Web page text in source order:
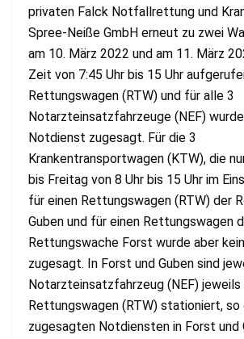
privaten Falck Notfallrettung und
Spree-Neiße GmbH erneut zu zwei
am 10. März 2022 und am 11. März
Zeit von 7:45 Uhr bis 15 Uhr
Rettungswagen (RTW) und für alle 3
Notarzteinsatzfahrzeuge (NEF)
Notdienst zugesagt. Für die 3
Krankentransportwagen (KTW), die
bis Freitag von 8 Uhr bis 15 Uhr im
für einen Rettungswagen (RTW) der
Guben und für einen Rettungswagen
Rettungswache Forst wurde aber
zugesagt. In Forst und Guben sind
Notarzteinsatzfahrzeug (NEF) jeweils
Rettungswagen (RTW) stationiert, so
zugesagten Notdiensten in Forst und